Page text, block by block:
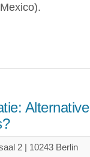
2 | 10243 Berlin